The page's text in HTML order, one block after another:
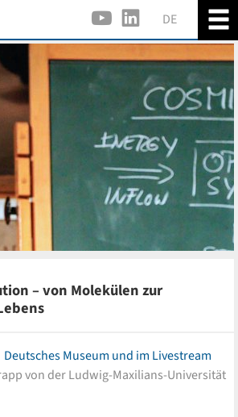
DE
– von Molekülen zur
Deutsches Museum und im Livestream
von der Ludwig-Maxilians-Universität